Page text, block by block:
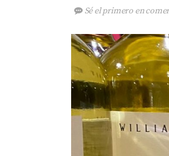
Sé el primero en